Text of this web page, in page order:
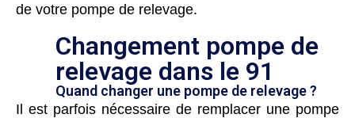
de votre pompe de relevage.
Changement pompe de
relevage dans le 91
Quand changer une pompe de relevage ?
Il est parfois nécessaire de remplacer une pompe